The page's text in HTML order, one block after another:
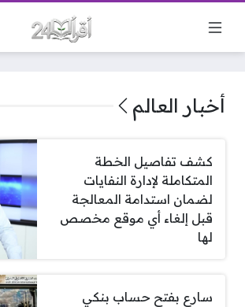
أخبار العالم
كشف تفاصيل الخطة
المتكاملة لإدارة النفايات
لضمان استدامة المعالجة
قبل إلغاء أي موقع مخصص
لها
سارع بفتح حساب بنكي